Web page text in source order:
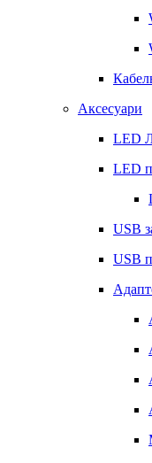
Аксесуари
LED
LED
USB
USB